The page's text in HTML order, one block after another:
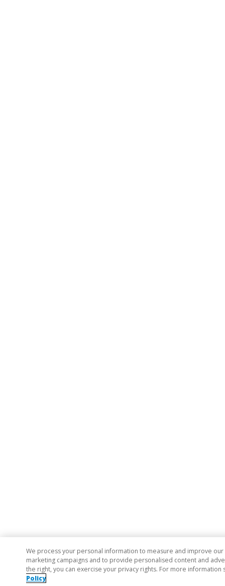
We process your personal information to measure and improve our
marketing campaigns and to provide personalised content and
the right, you can exercise your privacy rights. For more information
Policy